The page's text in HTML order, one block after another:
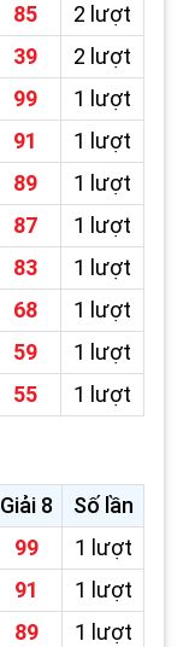
85
2 lượt
39
2 lượt
99
1 lượt
91
1 lượt
89
1 lượt
87
1 lượt
83
1 lượt
68
1 lượt
59
1 lượt
55 1 lượt
Giải 8
Số lần
99
1 lượt
91
1 lượt
89
1 lượt